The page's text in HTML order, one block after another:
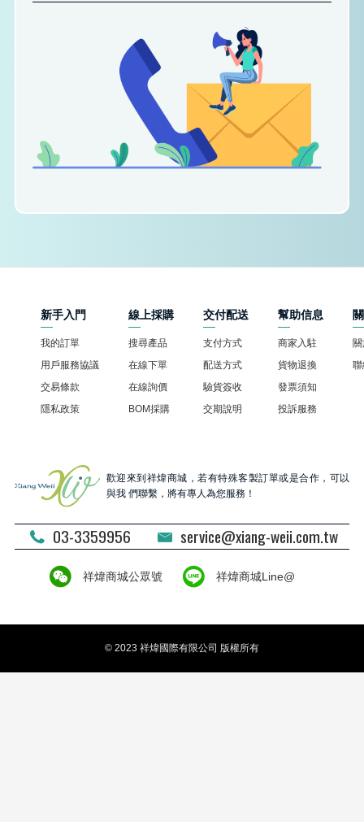
新手入門
我的訂單
用戶服務協議
交易條款
隱私政策
線上採購
搜尋產品
在線下單
在線詢價
BOM採購
交付配送
支付方式
配送方式
驗貨簽收
交期說明
幫助信息
商家入駐
貨物退換
發票須知
投訴服務
歡迎來到祥煒商城，若有特殊客製訂單或是合作，可以
與我 們聯繫，將有專人為您服務！
03-3359956 service@xiang-weii.com.tw
祥煒商城公眾號 祥煒商城Line@
© 2023 祥煒國際有限公司 版權所有